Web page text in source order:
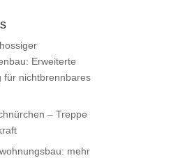
Erweiterte
für nichtbrennbares
– Treppe
mehr